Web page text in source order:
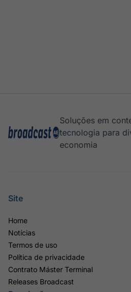
Soluções em
tecnologia para
economia
Site
Home
Notícias
Termos de uso
Política de privacidade
Contrato Máster Terminal
Releases Broadcast